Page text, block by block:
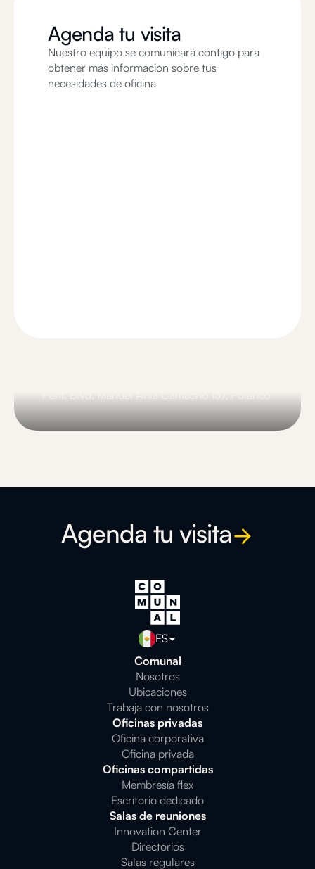
Agenda tu visita
Nuestro equipo se comunicará contigo para
obtener más información sobre tus
necesidades de oficina
Agenda tu visita
ES
Comunal
Nosotros
Ubicaciones
Trabaja con nosotros
Oficinas privadas
Oficina corporativa
Oficina privada
Oficinas compartidas
Membresía flex
Escritorio dedicado
Salas de reuniones
Innovation Center
Directorios
Salas regulares